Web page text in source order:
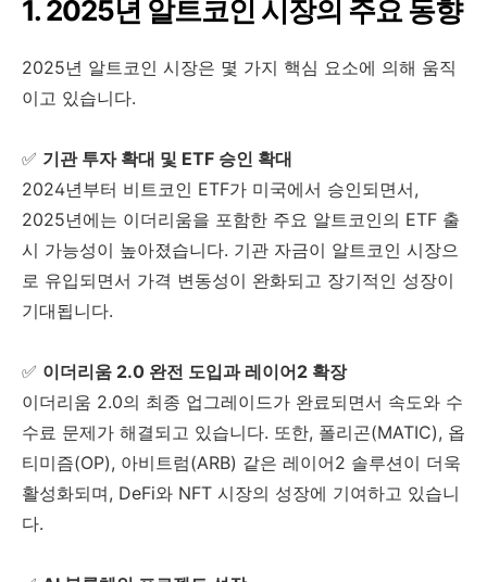
1. 2025년 알트코인 시장의 주요 동향
2025년 알트코인 시장은 몇 가지 핵심 요소에 의해 움직
이고 있습니다.
✅ 기관 투자 확대 및 ETF 승인 확대
2024년부터 비트코인 ETF가 미국에서 승인되면서,
2025년에는 이더리움을 포함한 주요 알트코인의 ETF 출
시 가능성이 높아졌습니다. 기관 자금이 알트코인 시장으
로 유입되면서 가격 변동성이 완화되고 장기적인 성장이
기대됩니다.
✅ 이더리움 2.0 완전 도입과 레이어2 확장
이더리움 2.0의 최종 업그레이드가 완료되면서 속도와 수
수료 문제가 해결되고 있습니다. 또한, 폴리곤(MATIC), 옵
티미즘(OP), 아비트럼(ARB) 같은 레이어2 솔루션이 더욱
활성화되며, DeFi와 NFT 시장의 성장에 기여하고 있습니
다.